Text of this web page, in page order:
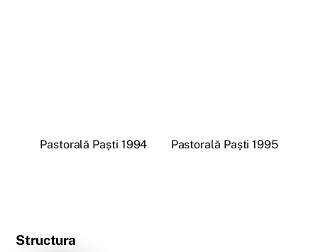
Pastorală Paști 1994 Pastorală Paști 1995
Structura